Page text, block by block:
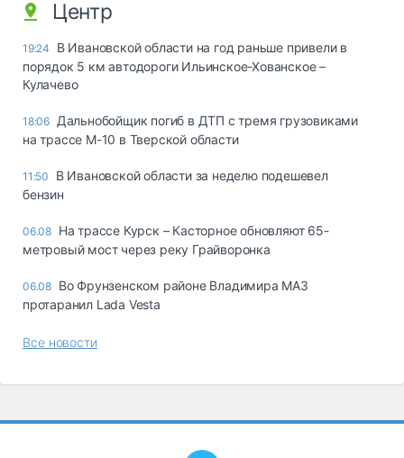
Центр
19:24
В Ивановской области на год раньше привели в
порядок 5 км автодороги Ильинское-Хованское –
Кулачево
18:06 Дальнобойщик погиб в ДТП с тремя грузовиками
на трассе М-10 в Тверской области
11:50
В Ивановской области за неделю подешевел
бензин
06.08 На трассе Курск – Касторное обновляют 65-
метровый мост через реку Грайворонка
06.08 Во Фрунзенском районе Владимира МАЗ
протаранил Lada Vesta
Все новости